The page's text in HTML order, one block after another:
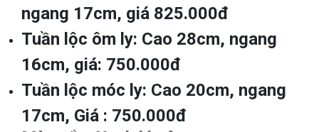
ngang 17cm, giá 825.000đ
Tuần lộc ôm ly: Cao 28cm, ngang
16cm, giá: 750.000đ
Tuần lộc móc ly: Cao 20cm, ngang
17cm, Giá : 750.000đ